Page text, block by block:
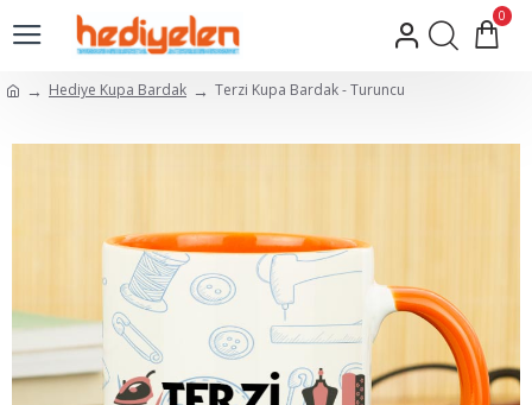
0
Hediye Kupa Bardak Terzi Kupa Bardak - Turuncu